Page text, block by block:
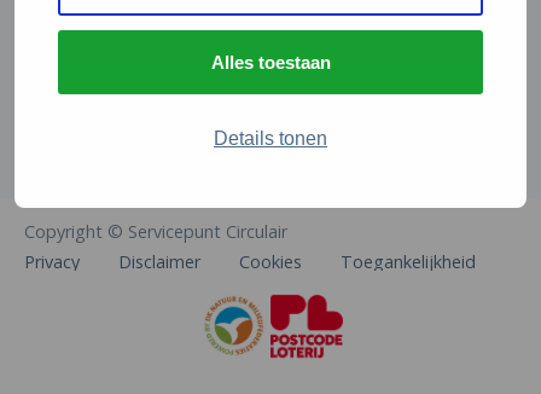
Alles toestaan
Details tonen
Arthur van Schendelstraat 600
info@natuurenmilieufederaties.nl
Copyright © Servicepunt Circulair
Privacy
Disclaimer Cookies Toegankelijkheid